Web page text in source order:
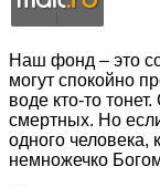
Наш фонд – это
могут спокойно
воде кто-то
смертных. Но
одного человека,
немножечко